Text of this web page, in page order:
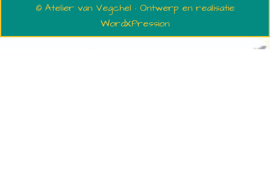
© Atelier van Vegchel · Ontwerp en realisatie
WordXPression